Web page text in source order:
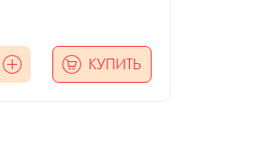
КУПИТЬ